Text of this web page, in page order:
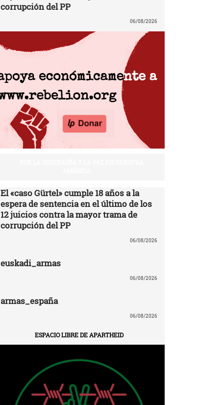
corrupción del PP
06/08/2026
El «caso Gürtel» cumple 18 años a la
espera de sentencia en el último de los
12 juicios contra la mayor trama de
corrupción del PP
06/08/2026
euskadi_armas
06/08/2026
armas_españa
06/08/2026
ESPACIO LIBRE DE APARTHEID